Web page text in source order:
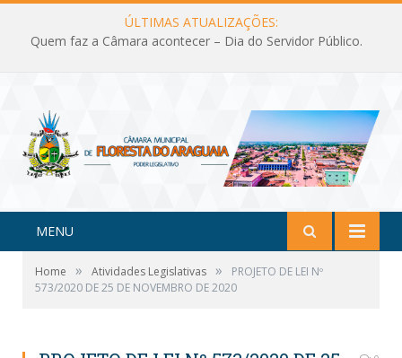
ÚLTIMAS ATUALIZAÇÕES:
Quem faz a Câmara acontecer – Dia do Servidor Público.
MENU
Home » Atividades Legislativas »
PROJETO DE LEI Nº
573/2020 DE 25 DE NOVEMBRO DE 2020